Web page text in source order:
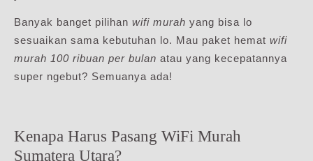
Banyak banget pilihan wifi murah yang bisa lo
sesuaikan sama kebutuhan lo. Mau paket hemat wifi
murah 100 ribuan per bulan atau yang kecepatannya
super ngebut? Semuanya ada!
Kenapa Harus Pasang WiFi Murah
Sumatera Utara?